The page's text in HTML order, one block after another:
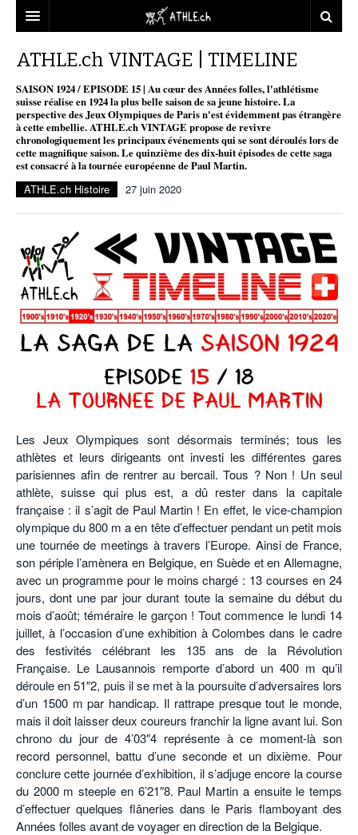
CHRONIQUES
TOUT
MICHEL HERREN
REPORTAGES
DOPAGE
GALERIES
STATISTIQUES
STATISTIQUES
MINIMA
PARTENAIRES
CNP
PARTENAIRES
CLUBS PARTENAIRES
FÉDÉRATION
TOUS SUPPORTERS D’ATHLE.CH !
PUBLICITÉ
VIDEOS
ATHLE.CH
CLUB D’ATHLÉTISME
TOUS SUPPORTERS D’ATHLE.CH !
CHARTE ÉDITORIALE
NOUS CONTACTER
POURQUOI ATHLE.CH ?
ATHLE.CH RÉGIONS
CNP LAUSANNE/AIGLE
ATHLE.CH RÉGIONS | GENÈVE
ATHLE.CH RÉGIONS | JURA
ATHLE.CH RÉGIONS | VAUD
ATHLE.CH VINTAGE
TIMELINE
BIOGRAPHIES
HIGHLIGHTS
LIVRES
ATHLE.ch VINTAGE | TIMELINE
SAISON 1924 / EPISODE 15 | Au cœur des Années folles, l'athlétisme
suisse réalise en 1924 la plus belle saison de sa jeune histoire. La
perspective des Jeux Olympiques de Paris n'est évidemment pas étrangère
à cette embellie. ATHLE.ch VINTAGE propose de revivre
chronologiquement les principaux événements qui se sont déroulés lors de
cette magnifique saison. Le quinzième des dix-huit épisodes de cette saga
est consacré à la tournée européenne de Paul Martin.
ATHLE.ch Histoire 27 juin 2020
Les Jeux Olympiques sont désormais terminés; tous les
athlètes et leurs dirigeants ont investi les différentes gares
parisiennes afin de rentrer au bercail. Tous ? Non ! Un seul
athlète, suisse qui plus est, a dû rester dans la capitale
française : il s’agit de Paul Martin ! En effet, le vice-champion
olympique du 800 m a en tête d’effectuer pendant un petit mois
une tournée de meetings à travers l’Europe. Ainsi de France,
son périple l’amènera en Belgique, en Suède et en Allemagne,
avec un programme pour le moins chargé : 13 courses en 24
jours, dont une par jour durant toute la semaine du début du
mois d’août; téméraire le garçon ! Tout commence le lundi 14
juillet, à l’occasion d’une exhibition à Colombes dans le cadre
des festivités célébrant les 135 ans de la Révolution
Française. Le Lausannois remporte d’abord un 400 m qu’il
déroule en 51″2, puis il se met à la poursuite d’adversaires lors
d’un 1500 m par handicap. Il rattrape presque tout le monde,
mais il doit laisser deux coureurs franchir la ligne avant lui. Son
chrono du jour de 4’03″4 représente à ce moment-là son
record personnel, battu d’une seconde et un dixième. Pour
conclure cette journée d’exhibition, il s’adjuge encore la course
du 2000 m steeple en 6’21″8. Paul Martin a ensuite le temps
d’effectuer quelques flâneries dans le Paris flamboyant des
Années folles avant de voyager en direction de la Belgique.